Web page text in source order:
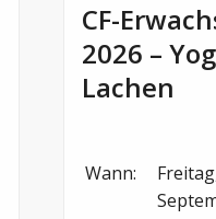
CF-
2026 –
Lachen
Wann: